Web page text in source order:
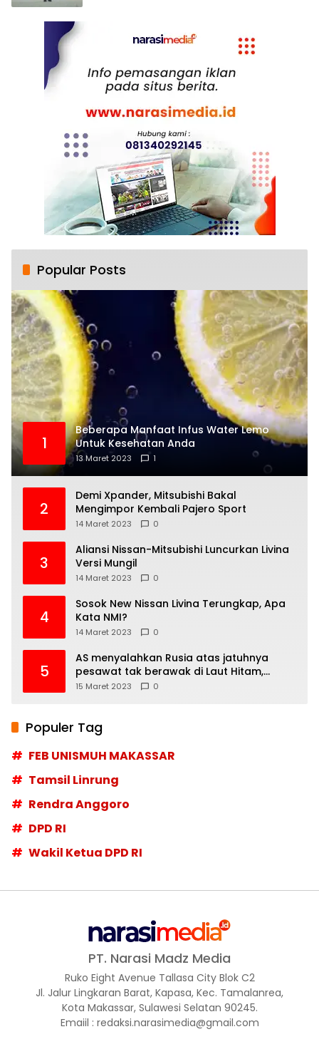
Popular Posts
1
Beberapa Manfaat Infus Water Lemo
Untuk Kesehatan Anda
13 Maret 2023 1
2
Demi Xpander, Mitsubishi Bakal
Mengimpor Kembali Pajero Sport
14 Maret 2023 0
3
Aliansi Nissan-Mitsubishi Luncurkan Livina
Versi Mungil
14 Maret 2023 0
4
Sosok New Nissan Livina Terungkap, Apa
Kata NMI?
14 Maret 2023 0
5
AS menyalahkan Rusia atas jatuhnya
pesawat tak berawak di Laut Hitam,
Moskow menyangkal
15 Maret 2023 0
Populer Tag
FEB UNISMUH MAKASSAR
Tamsil Linrung
Rendra Anggoro
DPD RI
Wakil Ketua DPD RI
PT. Narasi Madz Media
Ruko Eight Avenue Tallasa City Blok C2
Jl. Jalur Lingkaran Barat, Kapasa, Kec. Tamalanrea,
Kota Makassar, Sulawesi Selatan 90245.
Emaiil : redaksi.narasimedia@gmail.com